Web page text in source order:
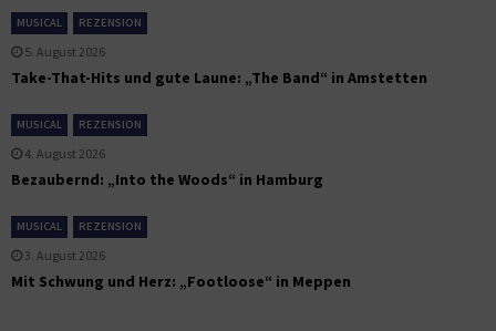
MUSICAL REZENSION
5. August 2026
Take-That-Hits und gute Laune: „The Band“ in Amstetten
MUSICAL REZENSION
4. August 2026
Bezaubernd: „Into the Woods“ in Hamburg
MUSICAL REZENSION
3. August 2026
Mit Schwung und Herz: „Footloose“ in Meppen